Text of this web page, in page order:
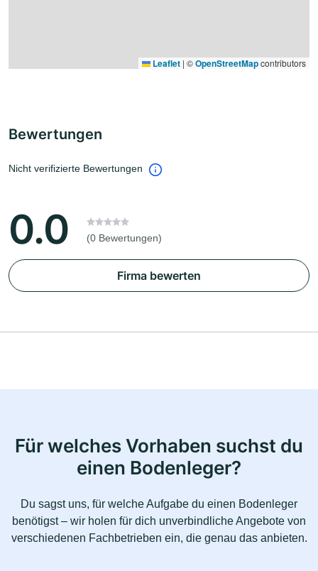
Leaflet | ©OpenStreetMapcontributors
Bewertungen
Nicht verifizierte Bewertungen
0.0 (0 Bewertungen)
Firma bewerten
Für welches Vorhaben suchst du
einen Bodenleger?
Du sagst uns, für welche Aufgabe du einen Bodenleger
benötigst – wir holen für dich unverbindliche Angebote von
verschiedenen Fachbetrieben ein, die genau das anbieten.